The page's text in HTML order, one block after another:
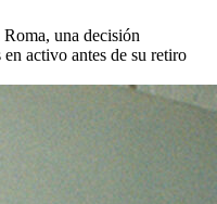
una decisión
activo antes de su retiro